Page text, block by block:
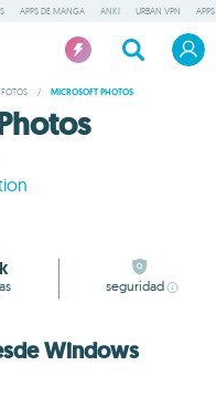
APPS DE MANGA ANKI URBAN VPN
FOTOS / MICROSOFT PHOTOS
seguridad
Windows